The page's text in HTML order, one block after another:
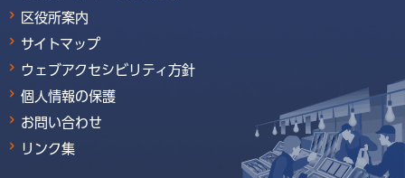
区役所案内
サイトマップ
ウェブアクセシビリティ方針
個人情報の保護
お問い合わせ
リンク集